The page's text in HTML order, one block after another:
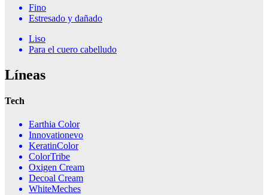
Fino
Estresado y dañado
Liso
Para el cuero cabelludo
Líneas
Tech
Earthia Color
Innovationevo
KeratinColor
ColorTribe
Oxigen Cream
Decoal Cream
WhiteMeches